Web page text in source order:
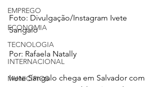
EMPREGO
ECONOMIA
TECNOLOGIA
INTERNACIONAL
MUNICÍPIOS
Foto: Divulgação/Instagram Ivete
Sangalo
Por: Rafaela Natally
Ivete Sangalo chega em Salvador com